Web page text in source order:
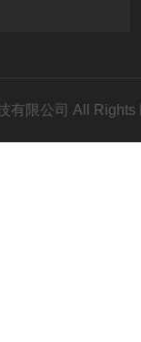
有限公司 All